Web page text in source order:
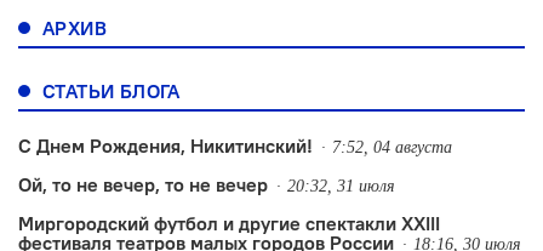
АРХИВ
СТАТЬИ БЛОГА
С Днем Рождения, Никитинский! 7:52, 04 августа
Ой, то не вечер, то не вечер 20:32, 31 июля
Миргородский футбол и другие спектакли XXIII
фестиваля театров малых городов России
18:16, 30 июля